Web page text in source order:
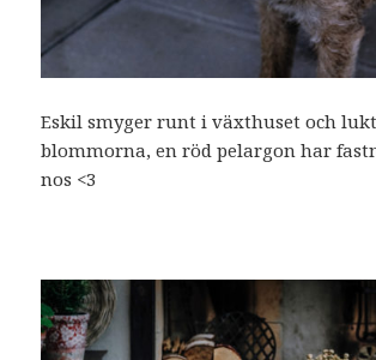
Eskil smyger runt i växthuset och
blommorna, en röd pelargon har
nos <3